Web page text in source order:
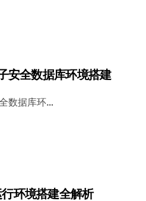
安全数据库环境搭建
数据库环…
环境搭建全解析